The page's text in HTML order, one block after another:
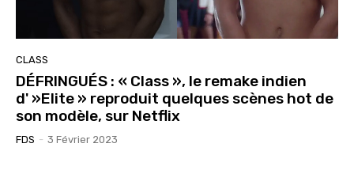
CLASS
DÉFRINGUÉS : « Class », le remake indien
d' »Elite » reproduit quelques scènes hot de
son modèle, sur Netflix
FDS - 3 Février 2023